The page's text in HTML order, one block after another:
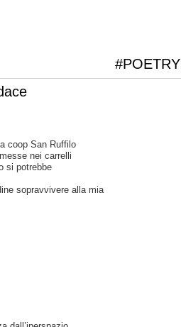
#POETRY
coop San Ruffilo
messe nei carrelli
si potrebbe
sopravvivere alla mia